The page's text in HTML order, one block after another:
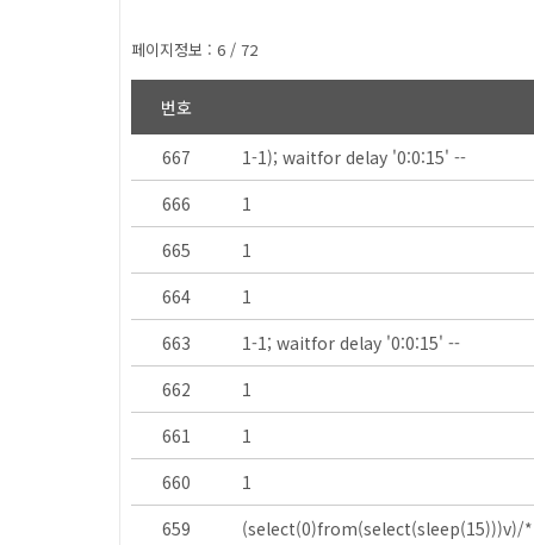
페이지정보 : 6 / 72
번호
667
1-1); waitfor delay '0:0:15' --
666
1
665
1
664
1
663
1-1; waitfor delay '0:0:15' --
662
1
661
1
660
1
659
(select(0)from(select(sleep(15)))v)/